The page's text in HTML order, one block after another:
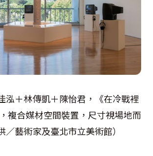
＋林傳凱＋陳怡君，《在冷戰裡
複合媒材空間裝置，尺寸視場地而
／藝術家及臺北市立美術館）